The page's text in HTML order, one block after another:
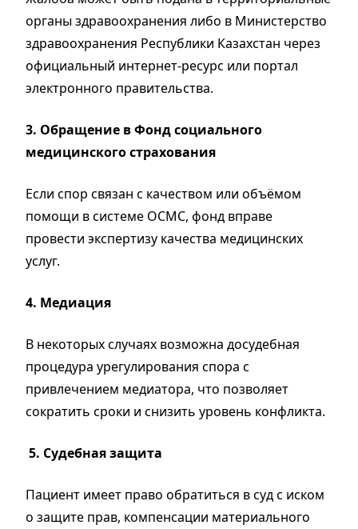
органы здравоохранения либо в Министерство
здравоохранения Республики Казахстан через
официальный интернет-ресурс или портал
электронного правительства.
3. Обращение в Фонд социального
медицинского страхования
Если спор связан с качеством или объёмом
помощи в системе ОСМС, фонд вправе
провести экспертизу качества медицинских
услуг.
4. Медиация
В некоторых случаях возможна досудебная
процедура урегулирования спора с
привлечением медиатора, что позволяет
сократить сроки и снизить уровень конфликта.
5. Судебная защита
Пациент имеет право обратиться в суд с иском
о защите прав, компенсации материального